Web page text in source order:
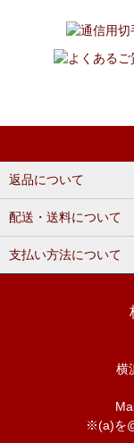
返品について
配送・送料について
支払い方法について
横
※(a)を